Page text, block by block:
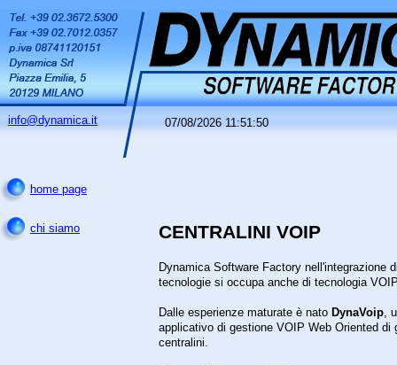
info@dynamica.it
home page
chi siamo
07/08/2026 11:51:50
CENTRALINI VOIP
Dynamica Software Factory nell'integrazione
tecnologie si occupa anche di tecnologia
Dalle esperienze maturate è nato DynaVoip,
applicativo di gestione VOIP Web Oriented di
centralini.